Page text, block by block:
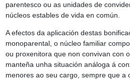
parentesco ou as unidades de
núcleos estables de vida en común.
A efectos da aplicación destas
monoparental, o núcleo familiar
ou proxenitora que non convivan con
manteña unha situación análoga á
menores ao seu cargo, sempre que a